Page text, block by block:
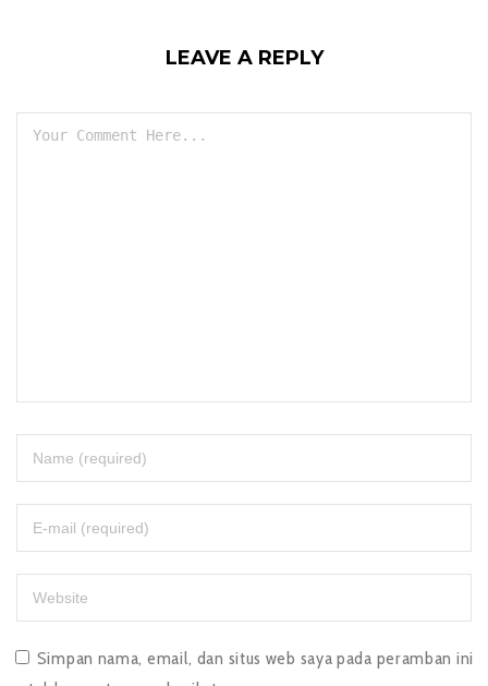
LEAVE A REPLY
Simpan nama, email, dan situs web saya pada peramban ini